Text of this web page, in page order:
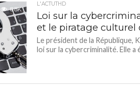
8.8K
L'ACTUTHD
Loi sur la
et le piratage culturel
Le président de la République,
loi sur la cybercriminalité. Elle a